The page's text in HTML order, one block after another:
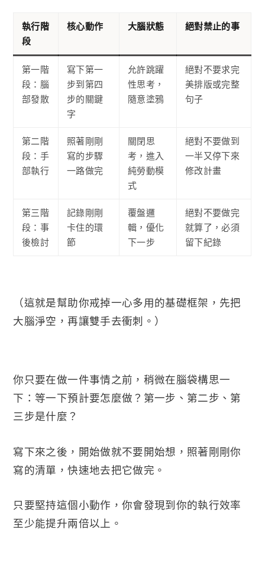
執行階
段
核心動作 大腦狀態 絕對禁止的事
第一階
段：腦
部發散
寫下第一
步到第四
步的關鍵
字
允許跳躍
性思考，
隨意塗鴉
絕對不要求完
美排版或完整
句子
第二階
段：手
部執行
照著剛剛
寫的步驟
一路做完
關閉思
考，進入
純勞動模
式
絕對不要做到
一半又停下來
修改計畫
第三階
段：事
後檢討
記錄剛剛
卡住的環
節
覆盤邏
輯，優化
下一步
絕對不要做完
就算了，必須
留下紀錄
（這就是幫助你戒掉一心多用的基礎框架，先把
大腦淨空，再讓雙手去衝刺。）
你只要在做一件事情之前，稍微在腦袋構思一
下：等一下預計要怎麼做？第一步、第二步、第
三步是什麼？
寫下來之後，開始做就不要開始想，照著剛剛你
寫的清單，快速地去把它做完。
只要堅持這個小動作，你會發現到你的執行效率
至少能提升兩倍以上。